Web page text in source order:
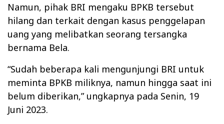
Namun, pihak BRI mengaku BPKB tersebut
hilang dan terkait dengan kasus penggelapan
uang yang melibatkan seorang tersangka
bernama Bela.
“Sudah beberapa kali mengunjungi BRI untuk
meminta BPKB miliknya, namun hingga saat ini
belum diberikan,” ungkapnya pada Senin, 19
Juni 2023.